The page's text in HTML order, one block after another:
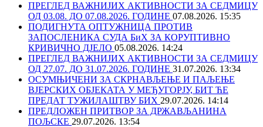
ПРЕГЛЕД ВАЖНИЈИХ АКТИВНОСТИ ЗА СЕДМИЦУ
ОД 03.08. ДО 07.08.2026. ГОДИНЕ 07.08.2026. 15:35
ПОДИГНУТА ОПТУЖНИЦА ПРОТИВ
ЗАПОСЛЕНИКА СУДА БиХ ЗА КОРУПТИВНО
КРИВИЧНО ДЈЕЛО 05.08.2026. 14:24
ПРЕГЛЕД ВАЖНИЈИХ АКТИВНОСТИ ЗА СЕДМИЦУ
ОД 27.07. ДО 31.07.2026. ГОДИНЕ 31.07.2026. 13:34
ОСУМЊИЧЕНИ ЗА СКРНАВЉЕЊЕ И ПАЉЕЊЕ
ВЈЕРСКИХ ОБЈЕКАТА У МЕЂУГОРЈУ, БИТ ЋЕ
ПРЕДАТ ТУЖИЛАШТВУ БИХ 29.07.2026. 14:14
ПРЕДЛОЖЕН ПРИТВОР ЗА ДРЖАВЉАНИНА
ПОЉСКЕ 29.07.2026. 13:54